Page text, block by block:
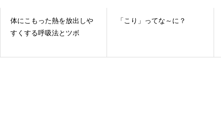
体にこもった熱を放出しや
すくする呼吸法とツボ
「こり」ってな～に？